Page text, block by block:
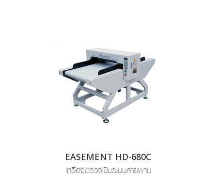
EASEMENT HD-680C
เครื่องตรวจเข็มระบบสายพาน